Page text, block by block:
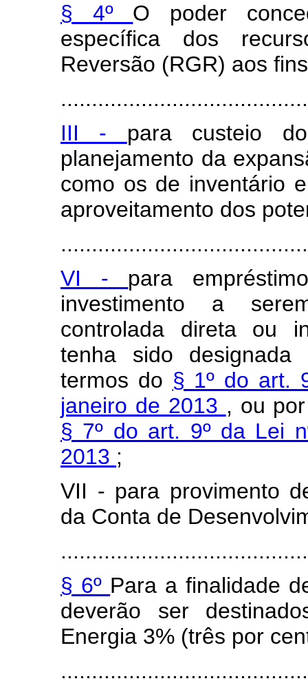
§ 4º O poder
específica dos
Reversão (RGR) aos
III - para custeio
planejamento da
como os de inventário
aproveitamento dos
VI - para
investimento a
controlada direta ou
tenha sido
termos do § 1º do art.
janeiro de 2013 , ou
§ 7º do art. 9º da Lei
2013 ;
VII - para provimento
da Conta de
§ 6º Para a finalidade
deverão ser
Energia 3% (três por